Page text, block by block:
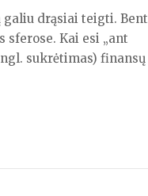
galiu drąsiai teigti. Bent
Kai esi „ant
sukrėtimas) finansų